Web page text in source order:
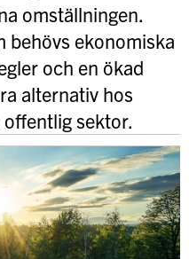
omställningen.
behövs ekonomiska
och en ökad
alternativ hos
sektor.